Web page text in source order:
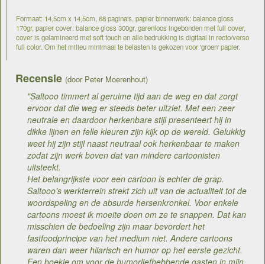
Formaat: 14,5cm x 14,5cm, 68 pagina's, papier binnenwerk: balance gloss
170gr, papier cover: balance gloss 300gr, garenloos ingebonden met full cover,
cover is gelamineerd met soft touch en alle bedrukking is digitaal in recto/verso
full color. Om het milieu minimaal te belasten is gekozen voor 'groen' papier.
Recensie (door Peter Moerenhout)
"Saltooo timmert al geruime tijd aan de weg en dat zorgt
ervoor dat die weg er steeds beter uitziet. Met een zeer
neutrale en daardoor herkenbare stijl presenteert hij in
dikke lijnen en felle kleuren zijn kijk op de wereld. Gelukkig
weet hij zijn stijl naast neutraal ook herkenbaar te maken
zodat zijn werk boven dat van mindere cartoonisten
uitsteekt.
Het belangrijkste voor een cartoon is echter de grap.
Saltooo’s werkterrein strekt zich uit van de actualiteit tot de
woordspeling en de absurde hersenkronkel. Voor enkele
cartoons moest ik moeite doen om ze te snappen. Dat kan
misschien de bedoeling zijn maar bevordert het
fastfoodprincipe van het medium niet. Andere cartoons
waren dan weer hilarisch en humor op het eerste gezicht.
Een boekje om voor de humorliefhebbende gasten in mijn